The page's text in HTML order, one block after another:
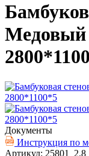
Медовый
Документы
Инструкция по
Артикул: 25801_2.8